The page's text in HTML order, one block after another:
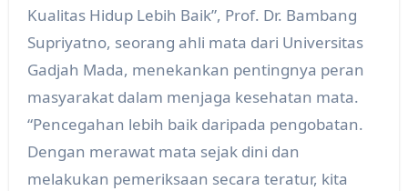
Kualitas Hidup Lebih Baik”, Prof. Dr. Bambang
Supriyatno, seorang ahli mata dari Universitas
Gadjah Mada, menekankan pentingnya peran
masyarakat dalam menjaga kesehatan mata.
“Pencegahan lebih baik daripada pengobatan.
Dengan merawat mata sejak dini dan
melakukan pemeriksaan secara teratur, kita